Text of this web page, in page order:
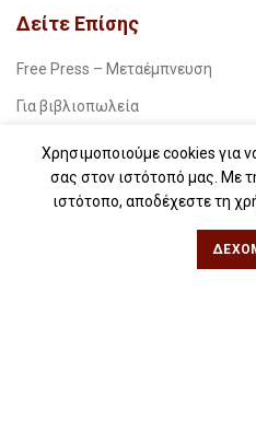
Δείτε Επίσης
Free Press – Μεταέμπνευση
Για βιβλιοπωλεία
Για λέσχες ανάγνωσης
Για δημοσιογράφους
Χρησιμοποιούμε cookies για
σας στον ιστότοπό μας. Με
ιστότοπο, αποδέχεστε τη